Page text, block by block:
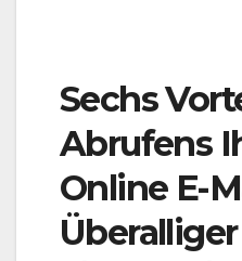
Sechs
Abrufens
Online E-